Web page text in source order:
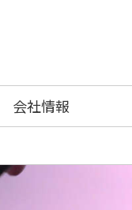
会社情報